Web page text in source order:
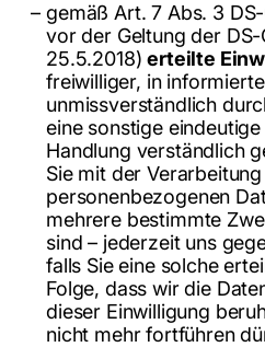
gemäß Art. 7 Abs. 3 DS-
vor der Geltung der DS-
25.5.2018)erteilte
freiwilliger, in
unmissverständlich
eine sonstige eindeutige
Handlung verständlich
Sie mit der Verarbeitung
personenbezogenen
mehrere bestimmte
sind – jederzeit uns
falls Sie eine solche
Folge, dass wir die
dieser Einwilligung
nicht mehr fortführen